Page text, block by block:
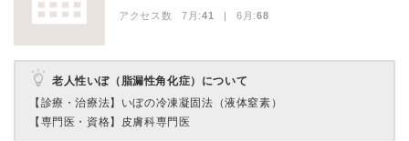
アクセス数 7月:41 | 6月:68
老人性いぼ（脂漏性角化症）について
【診療・治療法】 いぼの冷凍凝固法（液体窒素）
【専門医・資格】 皮膚科専門医